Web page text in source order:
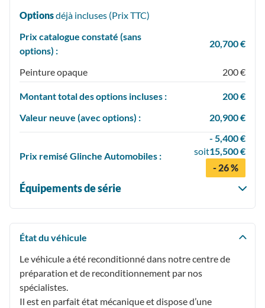
Optionsdéjà incluses (PrixTTC)
Prix catalogue constaté (sans
options) :
20,700 €
Peinture opaque 200 €
Montant total des options incluses :
200 €
Valeur neuve (avec options) :
20,900 €
Prix remisé Glinche Automobiles :
- 5,400 €
soit15,500 €
- 26 %
Équipements de série
État du véhicule
Le véhicule a été reconditionné dans notre centre de
préparation et de reconditionnement par nos
spécialistes.
Il est en parfait état mécanique et dispose d’une